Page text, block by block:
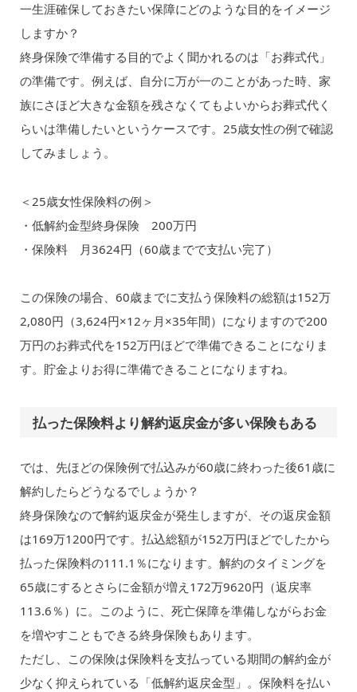
一生涯確保しておきたい保障にどのような目的をイメージ
しますか？
終身保険で準備する目的でよく聞かれるのは「お葬式代」
の準備です。例えば、自分に万が一のことがあった時、家
族にさほど大きな金額を残さなくてもよいからお葬式代く
らいは準備したいというケースです。25歳女性の例で確認
してみましょう。
＜25歳女性保険料の例＞
・低解約金型終身保険 200万円
・保険料 月3624円（60歳までで支払い完了）
この保険の場合、60歳までに支払う保険料の総額は152万
2,080円（3,624円×12ヶ月×35年間）になりますので200
万円のお葬式代を152万円ほどで準備できることになりま
す。貯金よりお得に準備できることになりますね。
払った保険料より解約返戻金が多い保険もある
では、先ほどの保険例で払込みが60歳に終わった後61歳に
解約したらどうなるでしょうか？
終身保険なので解約返戻金が発生しますが、その返戻金額
は169万1200円です。払込総額が152万円ほどでしたから
払った保険料の111.1％になります。解約のタイミングを
65歳にするとさらに金額が増え172万9620円（返戻率
113.6％）に。このように、死亡保障を準備しながらお金
を増やすこともできる終身保険もあります。
ただし、この保険は保険料を支払っている期間の解約金が
少なく抑えられている「低解約返戻金型」。保険料を払い